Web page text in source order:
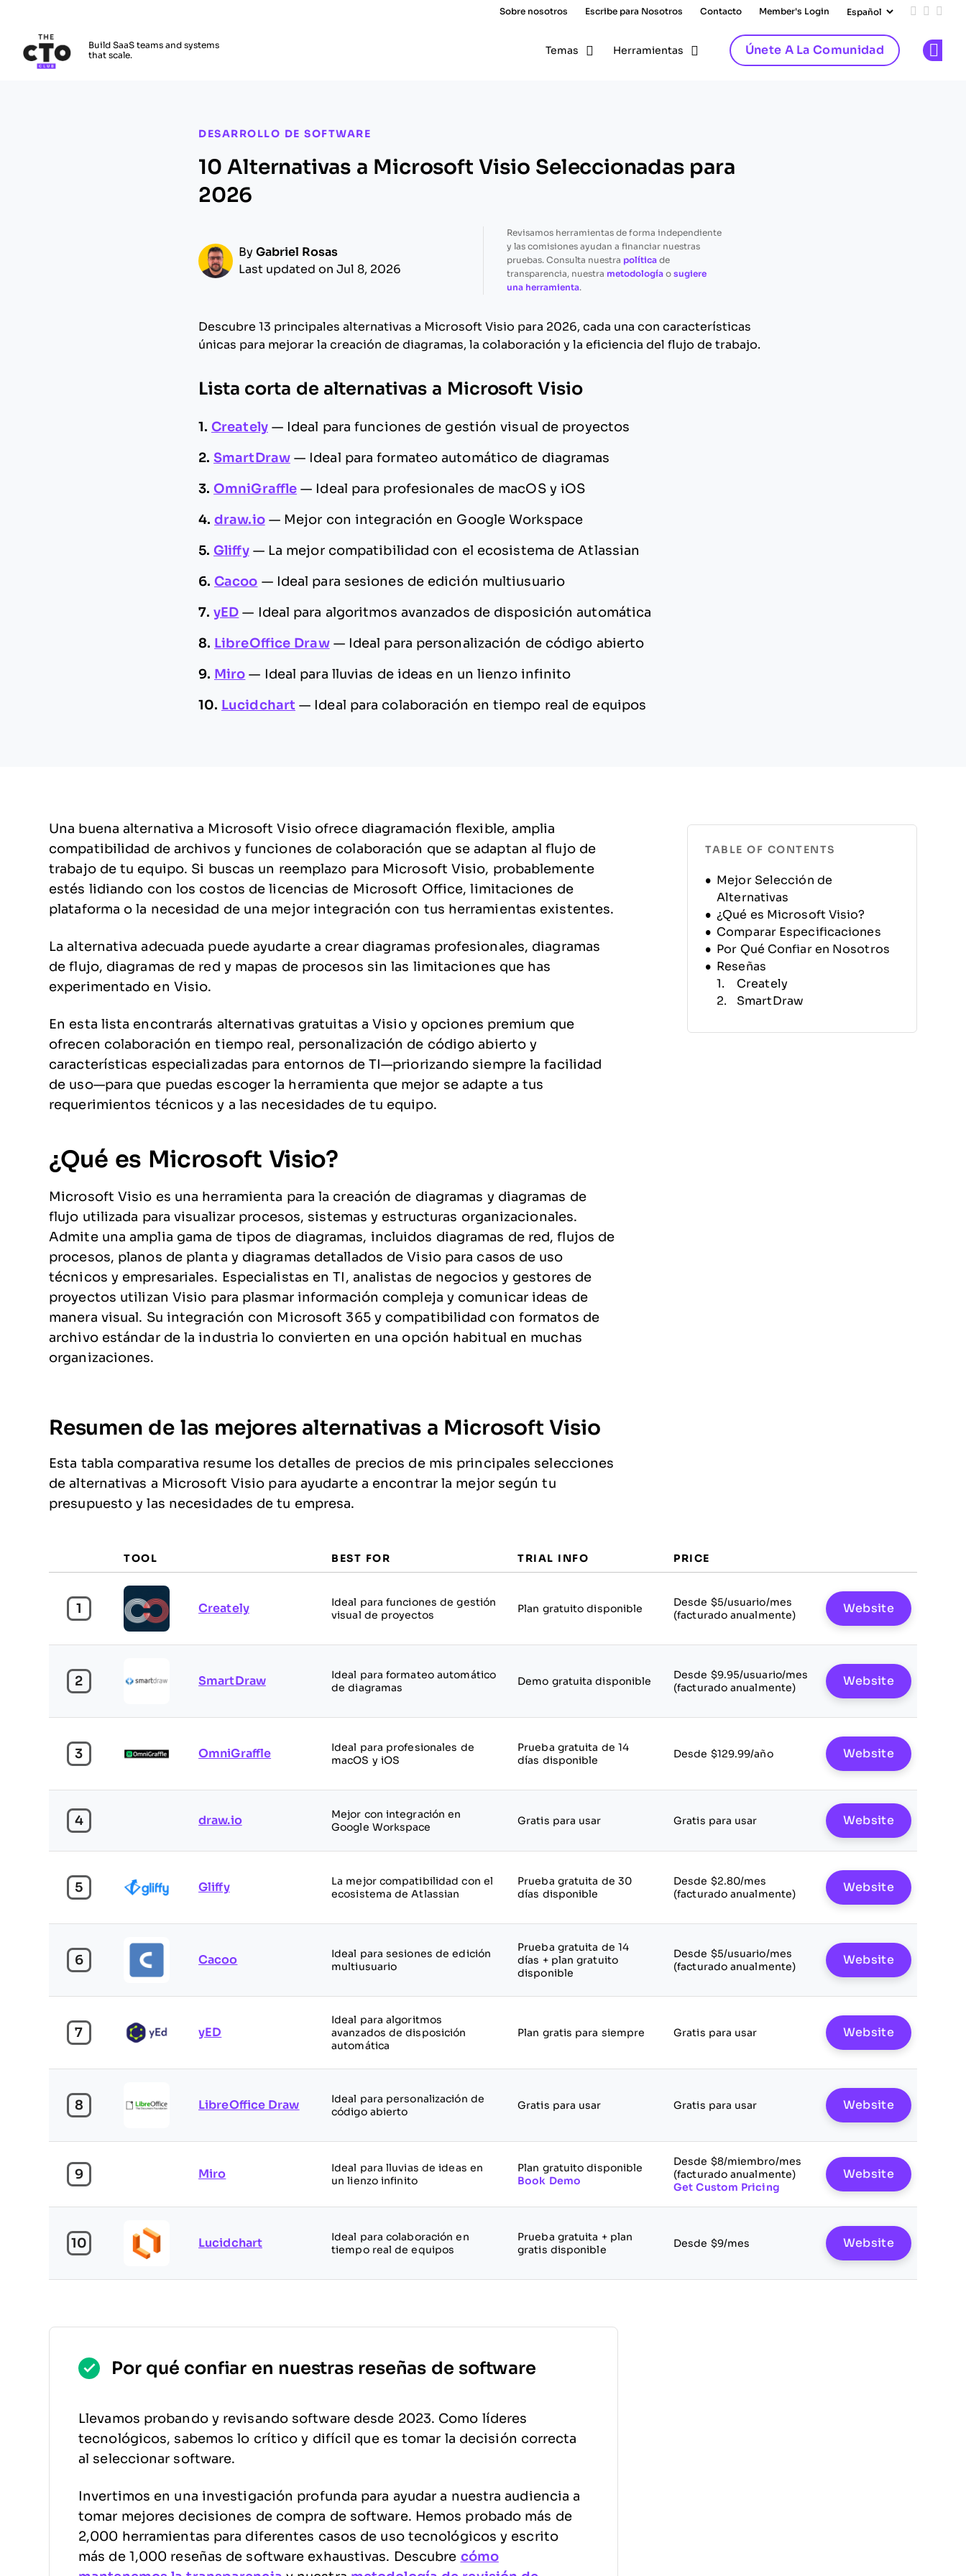
Sobre nosotros Escribe para Nosotros Contacto Member's Login Add us
Follow
Build SaaS teams and systems
that scale.
Temas Herramientas Únete A La Comunidad
DESARROLLO DE SOFTWARE
10 Alternativas a Microsoft Visio Seleccionadas para
2026
By Gabriel Rosas
Last updated on Jul 8, 2026
Revisamos herramientas de forma independiente
y las comisiones ayudan a financiar nuestras
pruebas. Consulta nuestra políticade
transparencia, nuestra metodologíao sugiere
una herramienta.
Descubre 13 principales alternativas a Microsoft Visio para 2026, cada una con características
únicas para mejorar la creación de diagramas, la colaboración y la eficiencia del flujo de trabajo.
Lista corta de alternativas a Microsoft Visio
1. Creately — Ideal para funciones de gestión visual de proyectos
2. SmartDraw — Ideal para formateo automático de diagramas
3. OmniGraffle — Ideal para profesionales de macOS y iOS
4. draw.io — Mejor con integración en Google Workspace
5. Gliffy — La mejor compatibilidad con el ecosistema de Atlassian
6. Cacoo — Ideal para sesiones de edición multiusuario
7. yED — Ideal para algoritmos avanzados de disposición automática
8. LibreOffice Draw — Ideal para personalización de código abierto
9. Miro — Ideal para lluvias de ideas en un lienzo infinito
10. Lucidchart — Ideal para colaboración en tiempo real de equipos
Una buena alternativa a Microsoft Visio ofrece diagramación flexible, amplia
compatibilidad de archivos y funciones de colaboración que se adaptan al flujo de
trabajo de tu equipo. Si buscas un reemplazo para Microsoft Visio, probablemente
estés lidiando con los costos de licencias de Microsoft Office, limitaciones de
plataforma o la necesidad de una mejor integración con tus herramientas existentes.
La alternativa adecuada puede ayudarte a crear diagramas profesionales, diagramas
de flujo, diagramas de red y mapas de procesos sin las limitaciones que has
experimentado en Visio.
En esta lista encontrarás alternativas gratuitas a Visio y opciones premium que
ofrecen colaboración en tiempo real, personalización de código abierto y
características especializadas para entornos de TI—priorizando siempre la facilidad
de uso—para que puedas escoger la herramienta que mejor se adapte a tus
requerimientos técnicos y a las necesidades de tu equipo.
¿Qué es Microsoft Visio?
Microsoft Visio es una herramienta para la creación de diagramas y diagramas de
flujo utilizada para visualizar procesos, sistemas y estructuras organizacionales.
Admite una amplia gama de tipos de diagramas, incluidos diagramas de red, flujos de
procesos, planos de planta y diagramas detallados de Visio para casos de uso
técnicos y empresariales. Especialistas en TI, analistas de negocios y gestores de
proyectos utilizan Visio para plasmar información compleja y comunicar ideas de
manera visual. Su integración con Microsoft 365 y compatibilidad con formatos de
archivo estándar de la industria lo convierten en una opción habitual en muchas
organizaciones.
Resumen de las mejores alternativas a Microsoft Visio
Esta tabla comparativa resume los detalles de precios de mis principales selecciones
de alternativas a Microsoft Visio para ayudarte a encontrar la mejor según tu
presupuesto y las necesidades de tu empresa.
TOOL BEST FOR TRIAL INFO PRICE
1 Creately
Ideal para funciones de gestión
visual de proyectos
Plan gratuito disponible
Desde $5/usuario/mes
(facturado anualmente)
Website
2 SmartDraw
Ideal para formateo automático
de diagramas
Demo gratuita disponible
Desde $9.95/usuario/mes
(facturado anualmente)
Website
3 OmniGraffle
Ideal para profesionales de
macOS y iOS
Prueba gratuita de 14
días disponible
Desde $129.99/año Website
4 draw.io
Mejor con integración en
Google Workspace
Gratis para usar Gratis para usar Website
5 Gliffy
La mejor compatibilidad con el
ecosistema de Atlassian
Prueba gratuita de 30
días disponible
Desde $2.80/mes
(facturado anualmente)
Website
6 Cacoo
Ideal para sesiones de edición
multiusuario
Prueba gratuita de 14
días + plan gratuito
disponible
Desde $5/usuario/mes
(facturado anualmente)
Website
7 yED
Ideal para algoritmos
avanzados de disposición
automática
Plan gratis para siempre Gratis para usar Website
8 LibreOffice Draw
Ideal para personalización de
código abierto
Gratis para usar Gratis para usar Website
9 Miro
Ideal para lluvias de ideas en
un lienzo infinito
Plan gratuito disponible
Book Demo
Desde $8/miembro/mes
(facturado anualmente)
Get Custom Pricing
Website
10 Lucidchart
Ideal para colaboración en
tiempo real de equipos
Prueba gratuita + plan
gratis disponible
Desde $9/mes Website
Por qué confiar en nuestras reseñas de software
Llevamos probando y revisando software desde 2023. Como líderes
tecnológicos, sabemos lo crítico y difícil que es tomar la decisión correcta
al seleccionar software.
Invertimos en una investigación profunda para ayudar a nuestra audiencia a
tomar mejores decisiones de compra de software. Hemos probado más de
2,000 herramientas para diferentes casos de uso tecnológicos y escrito
más de 1,000 reseñas de software exhaustivas. Descubre cómo
TABLE OF CONTENTS
Mejor Selección de
Alternativas
¿Qué es Microsoft Visio?
Comparar Especificaciones
Por Qué Confiar en Nosotros
Reseñas
Creately
SmartDraw
draw.io